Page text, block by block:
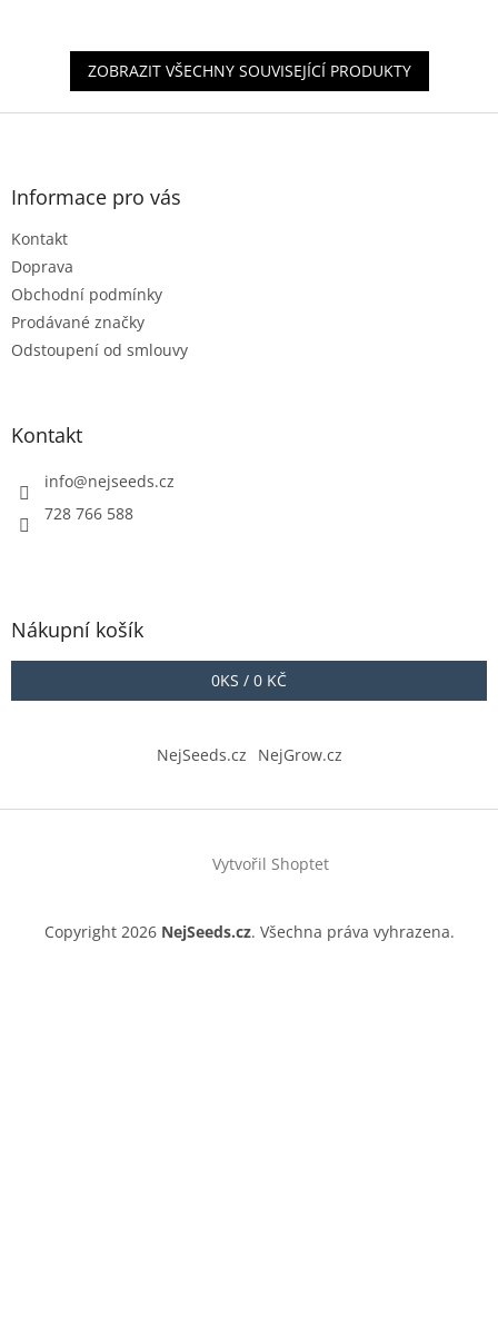
hvězdiček.
ZOBRAZIT VŠECHNY SOUVISEJÍCÍ PRODUKTY
Z
Informace pro vás
Kontakt
Doprava
Obchodní podmínky
Prodávané značky
Odstoupení od smlouvy
Kontakt
info@nejseeds.cz
728 766 588
Nákupní košík
0KS / 0 KČ
NejSeeds.cz NejGrow.cz
Vytvořil Shoptet
Copyright 2026 NejSeeds.cz. Všechna práva vyhrazena.